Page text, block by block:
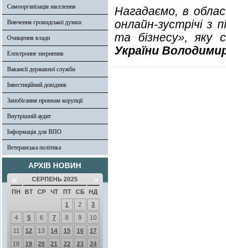
Самоорганізація населення
Вивчення громадської думки
Очищення влади
Електронне звернення
Вакансії державної служби
Інвестиційний довідник
Запобігання проявам корупції
Внутрішній аудит
Інформація для ВПО
Ветеранська політика
АРХІВ НОВИН
« СЕРПЕНЬ 2025 »
ПН ВТ СР ЧТ ПТ СБ
НД
1
2
3
4
5 6 7 8 9
10
11
12 13 14 15 16
17
18
19 20 21 22 23
24
Нагадаємо, в
онлайн-зустрічі з
та бізнесу», яку
України